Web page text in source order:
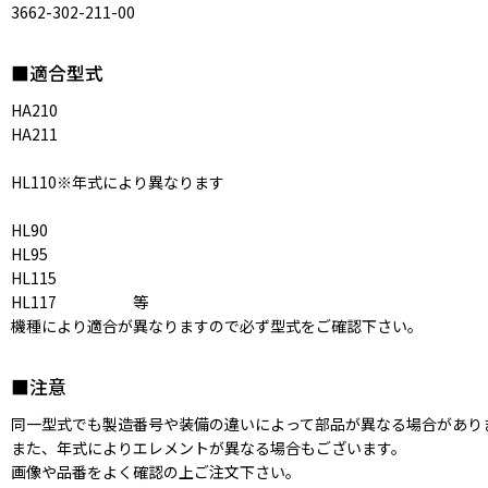
3662-302-211-00
■適合型式
HA210
HA211
HL110※年式により異なります
HL90
HL95
HL115
HL117 等
機種により適合が異なりますので必ず型式をご確認下さい。
■注意
同一型式でも製造番号や装備の違いによって部品が異なる場合があり
また、年式によりエレメントが異なる場合もございます。
画像や品番をよく確認の上ご注文下さい。